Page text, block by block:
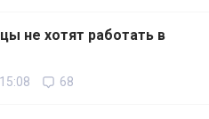
не хотят работать в
68